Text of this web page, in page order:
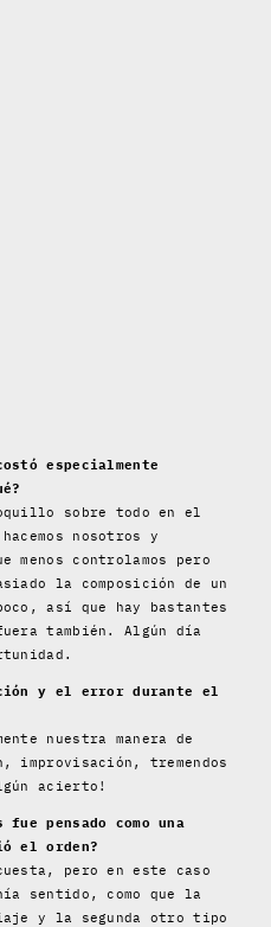
especialmente
sobre todo en el
nosotros y
menos controlamos pero
la composición de un
así que hay bastantes
también. Algún día
y el error durante el
nuestra manera de
tremendos
acierto!
pensado como una
el orden?
pero en este caso
sentido, como que la
y la segunda otro tipo